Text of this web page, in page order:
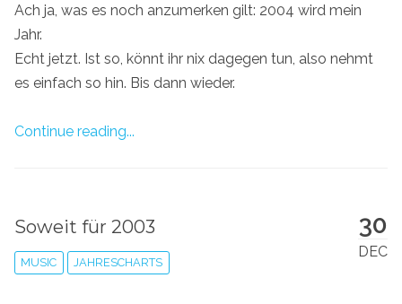
Ach ja, was es noch anzumerken gilt: 2004 wird mein
Jahr.
Echt jetzt. Ist so, könnt ihr nix dagegen tun, also nehmt
es einfach so hin. Bis dann wieder.
Continue reading...
30
DEC
Soweit für 2003
MUSIC JAHRESCHARTS